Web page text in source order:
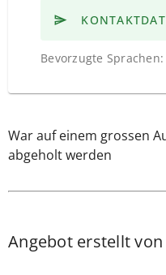
Bevorzugte
War auf einem grossen
abgeholt werden
Angebot erstellt von